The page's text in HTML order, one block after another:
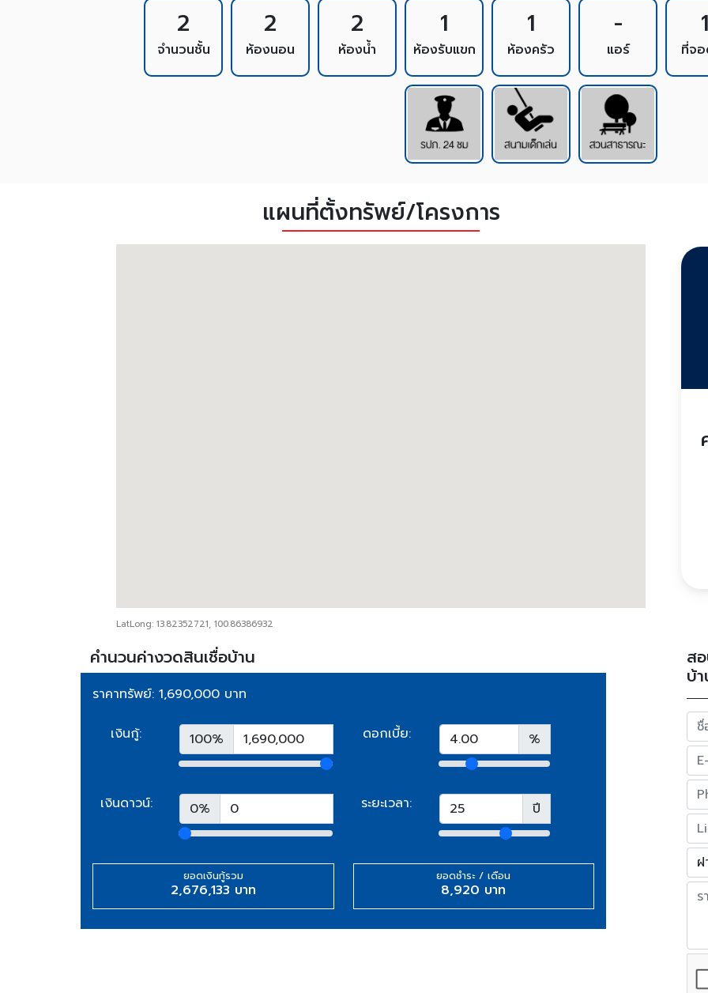
2
จำนวนชั้น
2
ห้องนอน
2
ห้องน้ำ
1
ห้องรับแขก
1
ห้องครัว
-
แอร์
1
ที่จ
แผนที่ตั้งทรัพย์/โครงการ
LatLong: 13.82352721, 100.86386932
คำนวนค่างวดสินเชื่อบ้าน
ราคาทรัพย์: 1,690,000 บาท
เงินกู้: 100%
เงินดาวน์: 0%
ดอกเบี้ย: %
ระยะเวลา: ปี
ยอดเงินกู้รวม
2,676,133 บาท
ยอดชำระ / เดือน
8,920 บาท
ส
บ้